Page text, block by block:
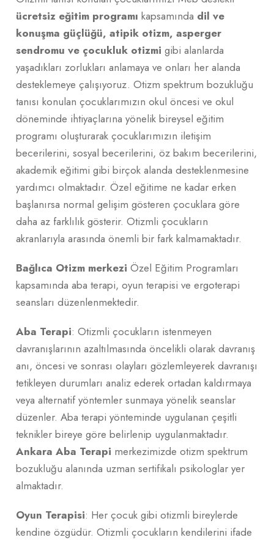
ücretsiz eğitim programı kapsamında dil ve
konuşma güçlüğü, atipik otizm, asperger
sendromu ve çocukluk otizmi gibi alanlarda
yaşadıkları zorlukları anlamaya ve onları her alanda
desteklemeye çalışıyoruz. Otizm spektrum bozukluğu
tanısı konulan çocuklarımızın okul öncesi ve okul
döneminde ihtiyaçlarına yönelik bireysel eğitim
programı oluşturarak çocuklarımızın iletişim
becerilerini, sosyal becerilerini, öz bakım becerilerini,
akademik eğitimi gibi birçok alanda desteklenmesine
yardımcı olmaktadır. Özel eğitime ne kadar erken
başlanırsa normal gelişim gösteren çocuklara göre
daha az farklılık gösterir. Otizmli çocukların
akranlarıyla arasında önemli bir fark kalmamaktadır.
Bağlıca Otizm merkezi Özel Eğitim Programları
kapsamında aba terapi, oyun terapisi ve ergoterapi
seansları düzenlenmektedir.
Aba Terapi: Otizmli çocukların istenmeyen
davranışlarının azaltılmasında öncelikli olarak davranış
anı, öncesi ve sonrası olayları gözlemleyerek davranışı
tetikleyen durumları analiz ederek ortadan kaldırmaya
veya alternatif yöntemler sunmaya yönelik seanslar
düzenler. Aba terapi yönteminde uygulanan çeşitli
teknikler bireye göre belirlenip uygulanmaktadır.
Ankara Aba Terapi merkezimizde otizm spektrum
bozukluğu alanında uzman sertifikalı psikologlar yer
almaktadır.
Oyun Terapisi: Her çocuk gibi otizmli bireylerde
kendine özgüdür. Otizmli çocukların kendilerini ifade